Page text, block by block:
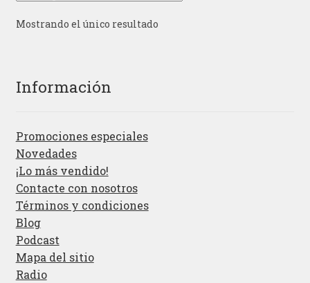
Mostrando el único resultado
Información
Promociones especiales
Novedades
¡Lo más vendido!
Contacte con nosotros
Términos y condiciones
Blog
Podcast
Mapa del sitio
Radio